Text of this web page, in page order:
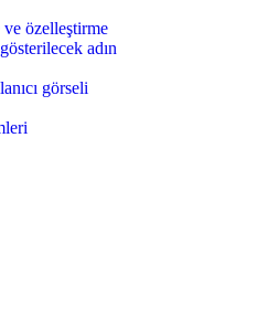
özelleştirme
adın
görseli